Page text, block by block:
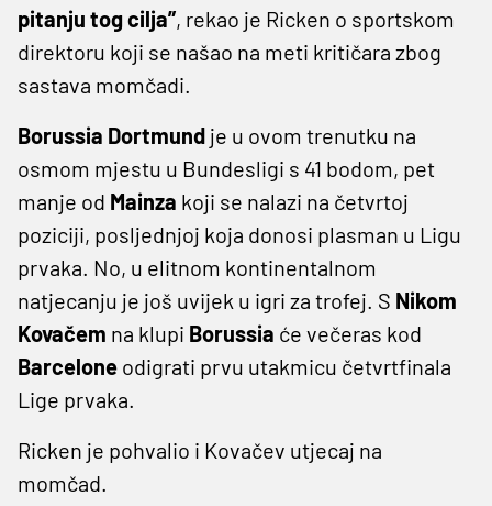
pitanju tog cilja”, rekao je Ricken o sportskom
direktoru koji se našao na meti kritičara zbog
sastava momčadi.
Borussia Dortmund je u ovom trenutku na
osmom mjestu u Bundesligi s 41 bodom, pet
manje od Mainza koji se nalazi na četvrtoj
poziciji, posljednjoj koja donosi plasman u Ligu
prvaka. No, u elitnom kontinentalnom
natjecanju je još uvijek u igri za trofej. S Nikom
Kovačem na klupi Borussia će večeras kod
Barcelone odigrati prvu utakmicu četvrtfinala
Lige prvaka.
Ricken je pohvalio i Kovačev utjecaj na
momčad.